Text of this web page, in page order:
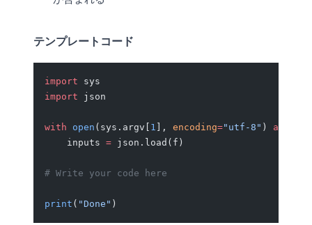
テンプレートコード
import sys
import json
with open (sys.argv[ 1 ], encoding="utf-8" ) as
    inputs
= json.load(f)
# Write your code here
print ( "Done" )